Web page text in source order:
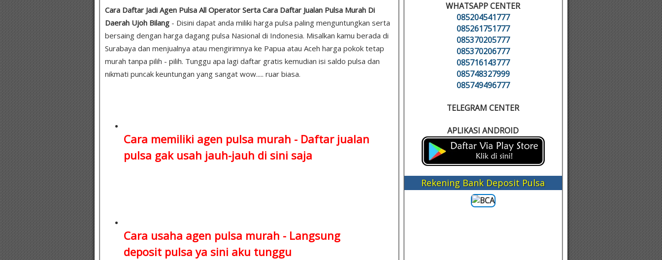
Cara Daftar Jadi Agen Pulsa All Operator Serta Cara Daftar Jualan Pulsa Murah Di
Daerah Ujoh Bilang - Disini dapat anda miliki harga pulsa paling menguntungkan serta
bersaing dengan harga dagang pulsa Nasional di Indonesia. Misalkan kamu berada di
Surabaya dan menjualnya atau mengirimnya ke Papua atau Aceh harga pokok tetap
murah tanpa pilih - pilih. Tunggu apa lagi daftar gratis kemudian isi saldo pulsa dan
nikmati puncak keuntungan yang sangat wow..... ruar biasa.
Cara memiliki agen pulsa murah - Daftar jualan
pulsa gak usah jauh-jauh di sini saja
Cara usaha agen pulsa murah - Langsung
deposit pulsa ya sini aku tunggu
WHATSAPP CENTER
085204541777
085261751777
085370205777
085370206777
085716143777
085748327999
085749496777
TELEGRAM CENTER
APLIKASI ANDROID
Rekening Bank Deposit Pulsa